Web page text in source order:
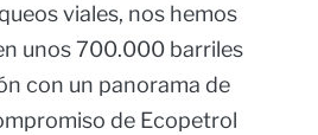
viales, nos hemos
unos 700.000 barriles
con un panorama de
de Ecopetrol